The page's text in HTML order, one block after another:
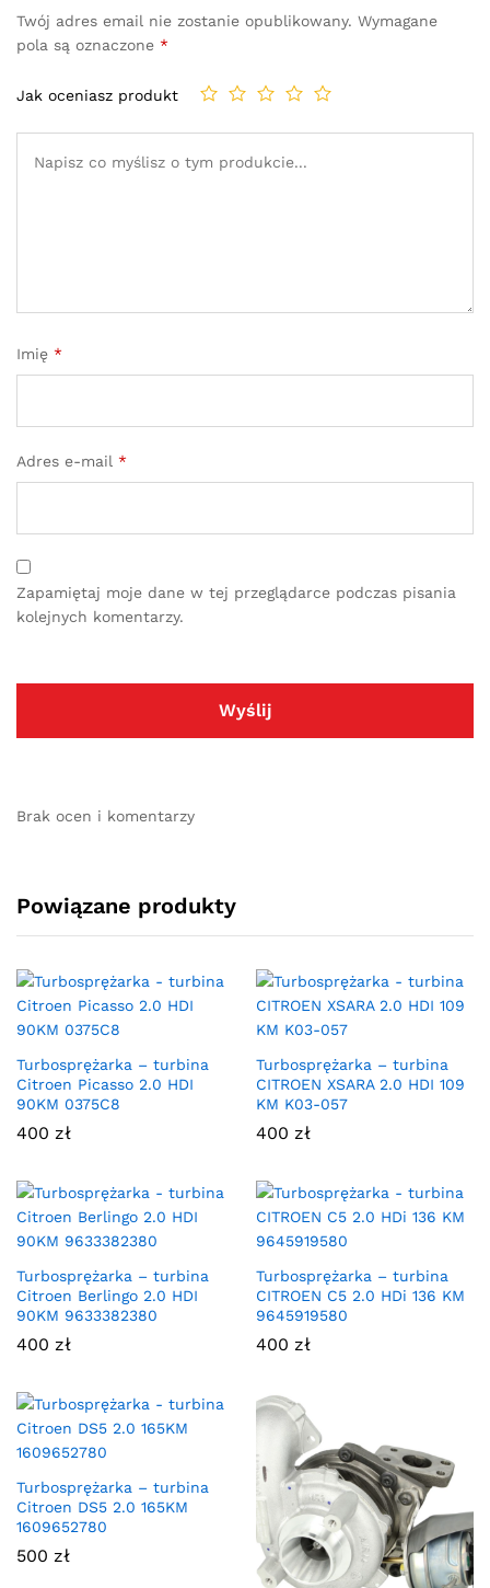
Twój adres email nie zostanie opublikowany. Wymagane
pola są oznaczone *
Jak oceniasz produkt
Imię *
Adres e-mail *
Zapamiętaj moje dane w tej przeglądarce podczas pisania
kolejnych komentarzy.
Brak ocen i komentarzy
Powiązane produkty
Turbosprężarka – turbina
Citroen Picasso 2.0 HDI
90KM 0375C8
400 zł
Turbosprężarka – turbina
CITROEN XSARA 2.0 HDI 109
KM K03-057
400 zł
Turbosprężarka – turbina
Citroen Berlingo 2.0 HDI
90KM 9633382380
400 zł
Turbosprężarka – turbina
CITROEN C5 2.0 HDi 136 KM
9645919580
400 zł
Turbosprężarka – turbina
Citroen DS5 2.0 165KM
1609652780
500 zł